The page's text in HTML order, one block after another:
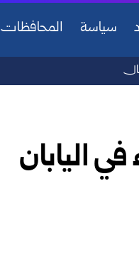
سياسة المحافظات
اليابان